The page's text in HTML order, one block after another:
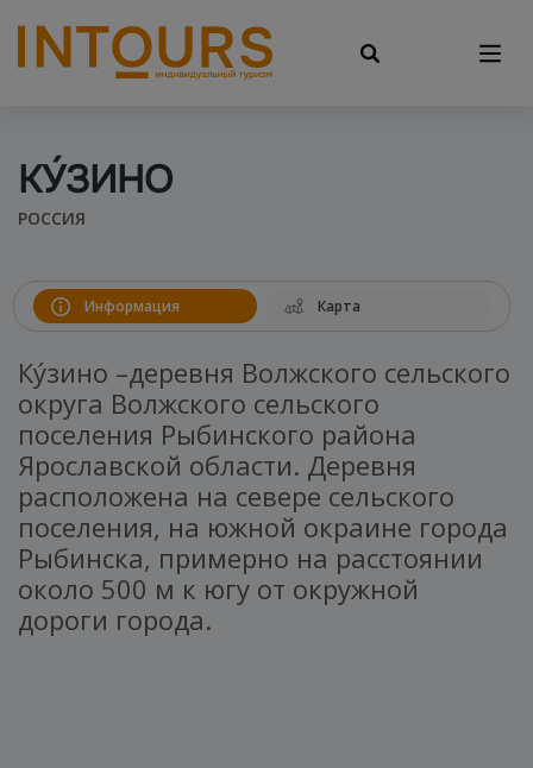
КУ́ЗИНО
РОССИЯ
Информация Карта
Ку́зино –деревня Волжского сельского
округа Волжского сельского
поселения Рыбинского района
Ярославской области. Деревня
расположена на севере сельского
поселения, на южной окраине города
Рыбинска, примерно на расстоянии
около 500 м к югу от окружной
дороги города.